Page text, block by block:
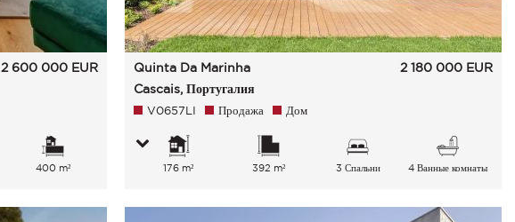
2 600 000 EUR
400 m²
Quinta Da Marinha
Cascais, Португалия
2 180 000 EUR
V0657LI Продажа Дом
176 m² 392 m² 3 Спальни 4 Ванные комнаты